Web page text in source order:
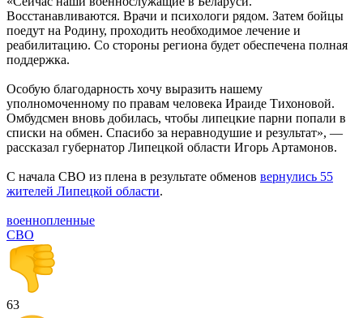
Восстанавливаются. Врачи и психологи рядом. Затем бойцы
поедут на Родину, проходить необходимое лечение и
реабилитацию. Со стороны региона будет обеспечена полная
поддержка.
Особую благодарность хочу выразить нашему
уполномоченному по правам человека Ираиде Тихоновой.
Омбудсмен вновь добилась, чтобы липецкие парни попали в
списки на обмен. Спасибо за неравнодушие и результат», —
рассказал губернатор Липецкой области Игорь Артамонов.
С начала СВО из плена в результате обменов вернулись 55
жителей Липецкой области.
военнопленные
СВО
63